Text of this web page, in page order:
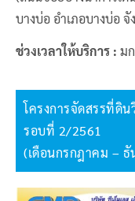
บางบ่อ อำเภอบางบ่อ
ช่วงเวลาให้บริการ : ม
โครงการจัดสรรที่ดิน
รอบที่ 2/2561
(เดือนกรกฎาคม –